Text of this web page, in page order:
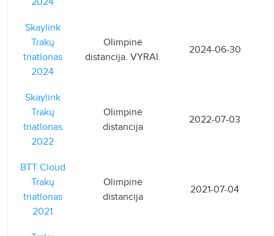
Skaylink
Trakų
triatlonas
2024
Olimpinė
distancija. VYRAI.
2024-06-30
Skaylink
Trakų
triatlonas
2022
Olimpinė
distancija
2022-07-03
BTT Cloud
Trakų
triatlonas
2021
Olimpinė
distancija
2021-07-04